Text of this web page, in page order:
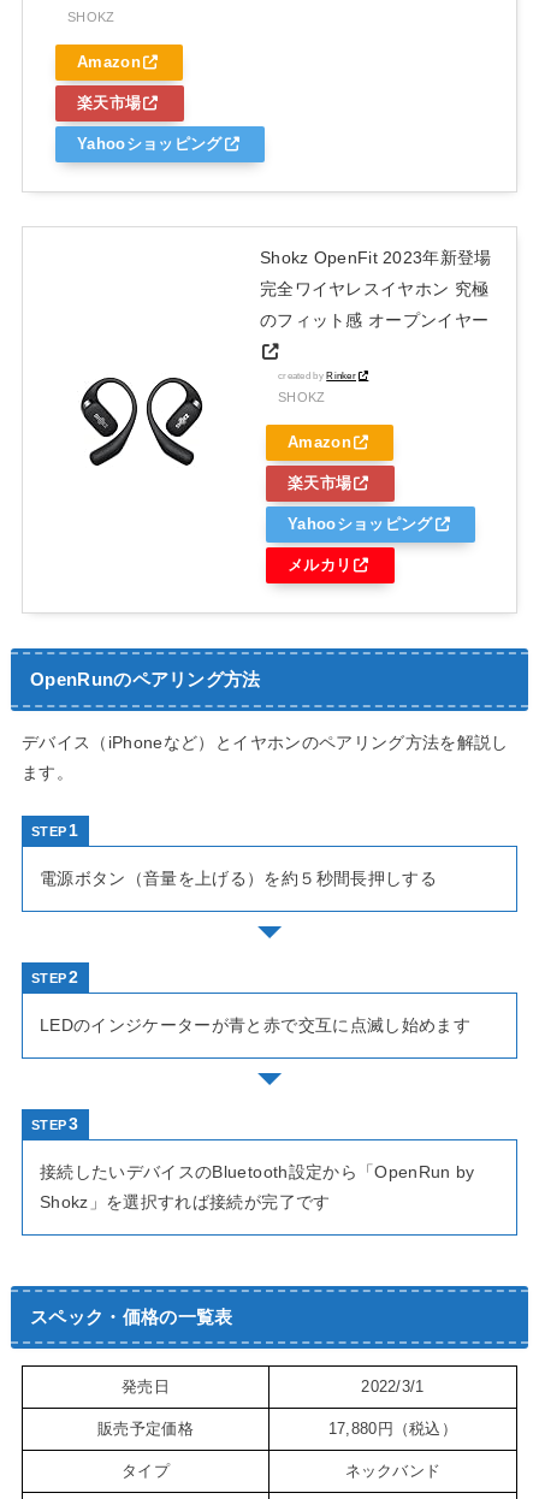
SHOKZ
Amazon
楽天市場
Yahooショッピング
Shokz OpenFit 2023年新登場
完全ワイヤレスイヤホン 究極
のフィット感 オープンイヤー
created byRinker
SHOKZ
Amazon
楽天市場
Yahooショッピング
メルカリ
OpenRunのペアリング方法
デバイス（iPhoneなど）とイヤホンのペアリング方法を解説し
ます。
STEP
電源ボタン（音量を上げる）を約５秒間長押しする
STEP
LEDのインジケーターが青と赤で交互に点滅し始めます
STEP
接続したいデバイスのBluetooth設定から「OpenRun by
Shokz」を選択すれば接続が完了です
スペック・価格の一覧表
発売日 2022/3/1
販売予定価格 17,880円（税込）
タイプ ネックバンド